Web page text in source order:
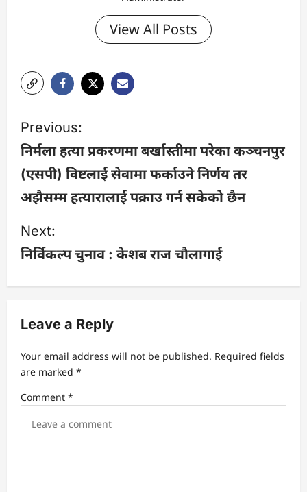
View All Posts
P
o
s
n
i
g
a
Previous:
निर्मला हत्या प्रकरणमा बर्खास्तीमा परेका कञ्चनपुर
(एसपी) विष्टलाई सेवामा फर्काउने निर्णय तर
अझैसम्म हत्यारालाई पक्राउ गर्न सकेको छैन
Next:
निर्विकल्प चुनाव : केशब राज चौलागाई
Leave a Reply
Your email address will not be published. Required fields
are marked *
Comment *